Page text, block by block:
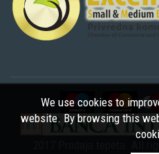
We use cookies to
website. By browsing this